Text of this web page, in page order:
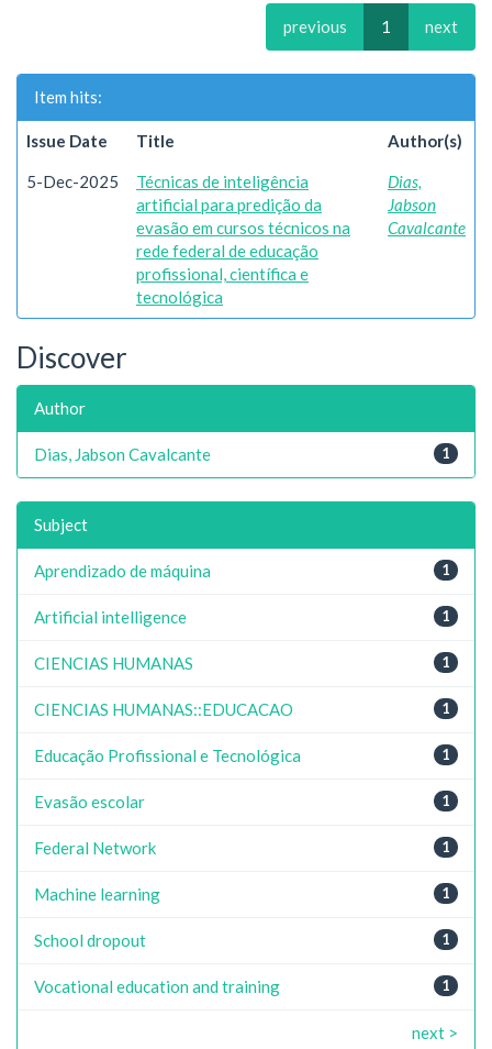
previous 1 next
Item hits:
Issue Date Title Author(s)
5-Dec-2025
Técnicas de inteligência
artificial para predição da
evasão em cursos técnicos na
rede federal de educação
profissional, científica e
tecnológica
Dias,
Jabson
Cavalcante
Discover
Author
1
Dias, Jabson Cavalcante
Subject
1
Aprendizado de máquina
1
Artificial intelligence
1
CIENCIAS HUMANAS
1
CIENCIAS HUMANAS::EDUCACAO
1
Educação Profissional e Tecnológica
1
Evasão escolar
1
Federal Network
1
Machine learning
1
School dropout
1
Vocational education and training
next >